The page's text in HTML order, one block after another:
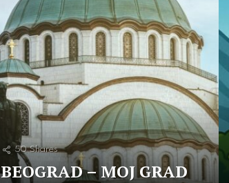
50 Shares
BEOGRAD – MOJ GRAD